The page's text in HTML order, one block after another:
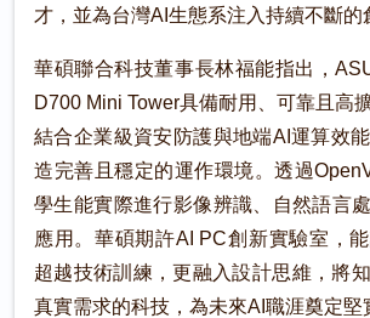
才，並為台灣AI生態系注入持續不斷的
華碩聯合科技董事長林福能指出，
D700 Mini Tower具備耐用、可靠且高
結合企業級資安防護與地端AI運算效
造完善且穩定的運作環境。透過
學生能實際進行影像辨識、自然語言
應用。華碩期許AI PC創新實驗室，
超越技術訓練，更融入設計思維，將
真實需求的科技，為未來AI職涯奠定堅